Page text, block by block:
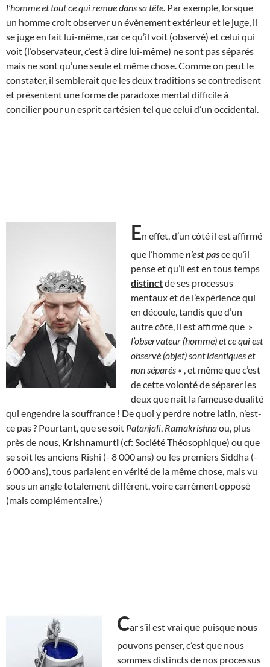
l’homme et tout ce qui remue dans sa tête. Par exemple, lorsque
un homme croit observer un évènement extérieur et le juge, il
se juge en fait lui-même, car ce qu’il voit (observé) et celui qui
voit (l’observateur, c’est à dire lui-même) ne sont pas séparés
mais ne sont qu’une seule et même chose. Comme on peut le
constater, il semblerait que les deux traditions se contredisent
et présentent une forme de paradoxe mental difficile à
concilier pour un esprit cartésien tel que celui d’un occidental.
En effet, d’un côté il est affirmé
que l’hommen’est pasce qu’il
pense et qu’il est en tous temps
distinctde ses processus
mentaux et de l’expérience qui
en découle, tandis que d’un
autre côté, il est affirmé que »
l’observateur (homme) et ce qui est
observé (objet) sont identiques et
non séparés « , et même que c’est
de cette volonté de séparer les
deux que naît la fameuse dualité
qui engendre la souffrance ! De quoi y perdre notre latin, n’est-
ce pas ? Pourtant, que se soit Patanjali Ramakrishnaou, plus
près de nous, Krishnamurti (cf: Société Théosophique) ou que
se soit les anciens Rishi (- 8 000 ans) ou les premiers Siddha (-
6 000 ans), tous parlaient en vérité de la même chose, mais vu
sous un angle totalement différent, voire carrément opposé
(mais complémentaire.)
Car s’il est vrai que puisque nous
pouvons penser, c’est que nous
sommes distincts de nos processus